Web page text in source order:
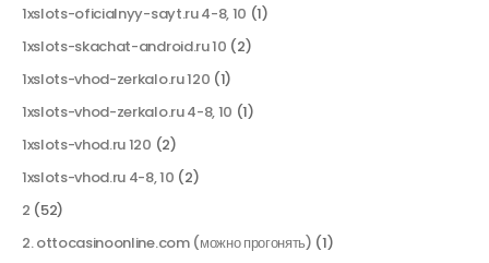
1xslots-oficialnyy-sayt.ru 4-8, 10 (1)
1xslots-skachat-android.ru 10 (2)
1xslots-vhod-zerkalo.ru 120 (1)
1xslots-vhod-zerkalo.ru 4-8, 10 (1)
1xslots-vhod.ru 120 (2)
1xslots-vhod.ru 4-8, 10 (2)
2 (52)
2. ottocasinoonline.com (можно прогонять) (1)